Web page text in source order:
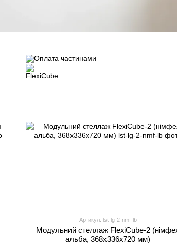
Артикул: lst-lg-2-nmf-lb
Модульний стеллаж FlexiCube-2
альба, 368х336х720 мм)